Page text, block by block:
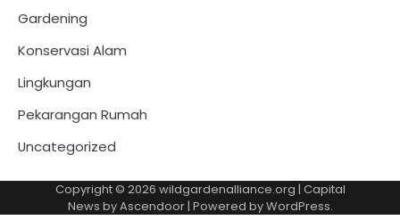
Gardening
Konservasi Alam
Lingkungan
Pekarangan Rumah
Uncategorized
Copyright © 2026 wildgardenalliance.org | Capital
News byAscendoor| Powered byWordPress.